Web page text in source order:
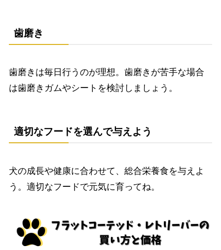
歯磨き
歯磨きは毎日行うのが理想。歯磨きが苦手な場合
は歯磨きガムやシートを検討しましょう。
適切なフードを選んで与えよう
犬の成長や健康に合わせて、総合栄養食を与えよ
う。適切なフードで元気に育ってね。